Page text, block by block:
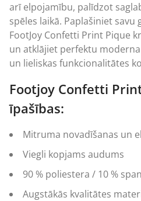
arī elpojamību, palīdzot
spēles laikā. Paplašiniet
FootJoy Confetti Print Pique
un atklājiet perfektu
un lieliskas funkcionalitātes
Footjoy Confetti
īpašības:
Mitruma novadīšanas un
Viegli kopjams audums
90 % poliestera / 10 %
Augstākās kvalitātes